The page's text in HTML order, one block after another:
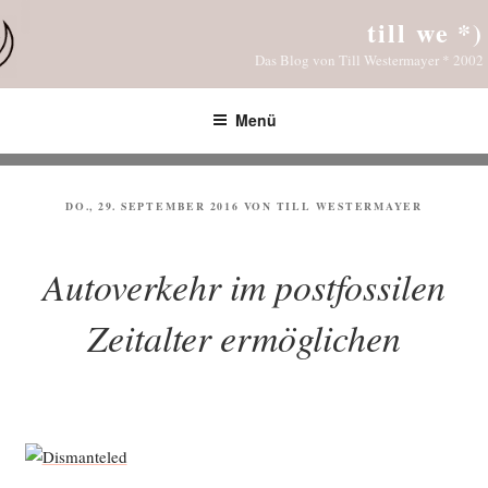
Inhalt
springen
till we *)
Das Blog von Till Westermayer * 2002
Menü
VERÖFFENTLICHT
DO., 29. SEPTEMBER 2016 VON TILL WESTERMAYER
Autoverkehr im postfossilen
Zeitalter ermöglichen